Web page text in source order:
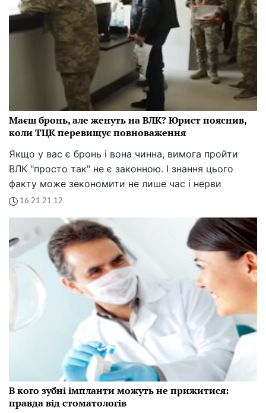
Маєш бронь, але женуть на ВЛК? Юрист пояснив,
коли ТЦК перевищує повноваження
Якщо у вас є бронь і вона чинна, вимога пройти
ВЛК "просто так" не є законною. І знання цього
факту може зекономити не лише час і нерви
16:21 21.12
В кого зубні імпланти можуть не прижитися:
правда від стоматологів